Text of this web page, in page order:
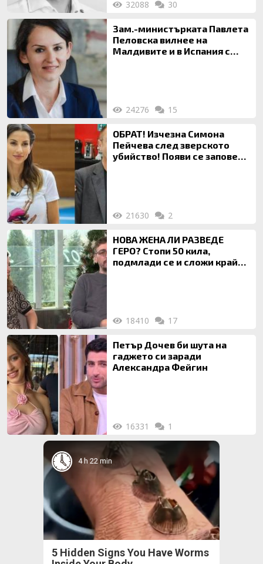
32088 30
Зам.-министърката Павлета
Пеловска вилнее на
Малдивите и в Испания с
24276 15
ОБРАТ! Изчезна Симона
Пейчева след зверското
убийство! Появи се заповед
21630 2
НОВА ЖЕНА ЛИ РАЗВЕДЕ
ГЕРО? Стопи 50 кила,
подмлади се и сложи край
18410 17
Петър Дочев би шута на
гаджето си заради
Александра Фейгин
16331 1
4 h 22 min
5 Hidden Signs You Have Worms